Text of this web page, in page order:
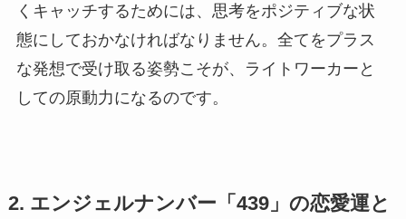
くキャッチするためには、思考をポジティブな状
態にしておかなければなりません。全てをプラス
な発想で受け取る姿勢こそが、ライトワーカーと
しての原動力になるのです。
2. エンジェルナンバー「439」の恋愛運と